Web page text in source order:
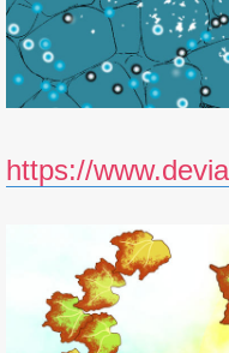
https://